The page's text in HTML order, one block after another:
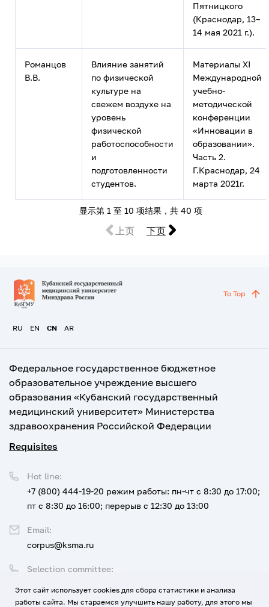
Пятницкого
(Краснодар, 13–
14 мая 2021 г.).
Романцов
В.В.
Влияние занятий
по физической
культуре на
свежем воздухе на
уровень
физической
работоспособности
и
подготовленности
студентов.
Материалы XI
Международной
учебно-
методической
конференции
«Инновации в
образовании».
Часть 2.
Г.Краснодар, 24
марта 2021г.
显示第 1 至 10 项结果，共 40 项
上页 下页
RU EN CN AR
To Top
Федеральное государственное бюджетное
образовательное учреждение высшего
образования «Кубанский государственный
медицинский университет» Министерства
здравоохранения Российской Федерации
Requisites
Selection committee:
Hot line:
+7 (800) 444-19-20 режим работы: пн-чт с 8:30 до 17:00;
пт с 8:30 до 16:00; перерыв с 12:30 до 13:00
Email:
corpus@ksma.ru
Этот сайт использует cookies для сбора статистики и анализа
работы сайта. Мы стараемся улучшить нашу работу, для этого мы